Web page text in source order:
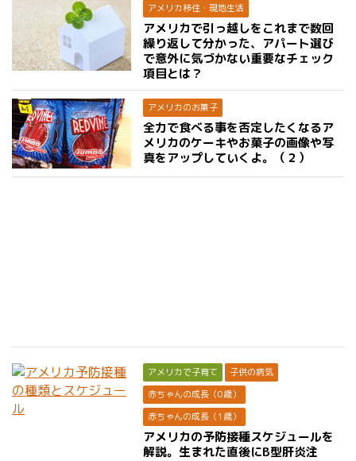
アメリカ移住・現地生活
アメリカで引っ越しをこれまで数回
繰り返して分かった、アパート選び
で意外に気づかない重要なチェック
項目とは？
アメリカのお菓子
全力で食べる事を否定したくなるア
メリカのケーキやお菓子の画像や写
真をアップしていくよ。（２）
アメリカで子育て
子供の病気
赤ちゃんの成長（0歳）
赤ちゃんの成長（1歳）
アメリカの予防接種スケジュールを
解説。生まれた直後にB型肝炎注